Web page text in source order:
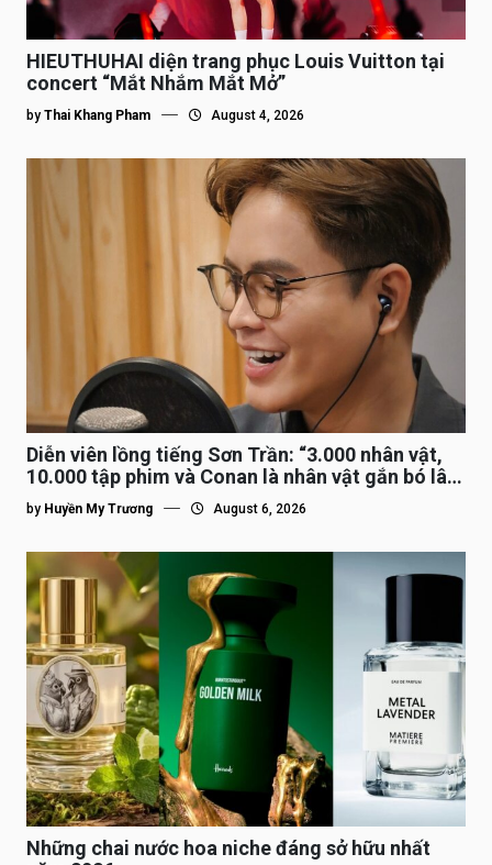
HIEUTHUHAI diện trang phục Louis Vuitton tại
concert “Mắt Nhắm Mắt Mở”
by Thai Khang Pham August 4, 2026
Diễn viên lồng tiếng Sơn Trần: “3.000 nhân vật,
10.000 tập phim và Conan là nhân vật gắn bó lâu
nhất”
by Huyền My Trương August 6, 2026
Những chai nước hoa niche đáng sở hữu nhất